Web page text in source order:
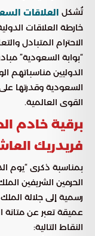
تُشكل العلاقات
خارطة العلاقات
الاحترام المتبادل
“بوابة السعودية”
الدوليين مناسباتهم
السعودية وقدرتها
القوى العالمية.
برقية خادم
فريدريك
بمناسبة ذكرى “يوم
الحرمين الشريفين
رسمية إلى جلالة
عميقة تعبر عن متانة
النقاط التالية: